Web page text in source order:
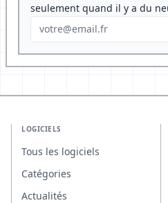
seulement quand il y a du
LOGICIELS
Tous les logiciels
Catégories
Actualités